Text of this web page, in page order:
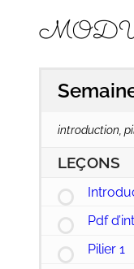
introduction,
LEÇONS
Pdf
Pilier 1